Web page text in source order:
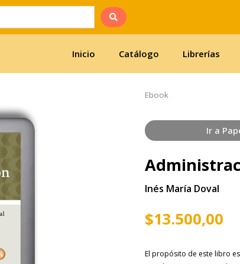
Inicio Catálogo Librerías
Ebook
Ir a
Inés María Doval
$13.500,00
El propósito de este libro